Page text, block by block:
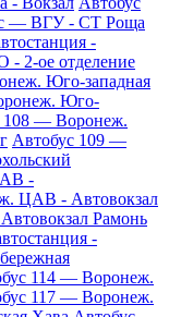
— ВГУ - СТ Роща
-
2-ое отделение
Юго-западная
Юго-
108 — Воронеж.
Автобус 109 —
-
ЦАВ - Автовокзал
Рамонь
-
114 — Воронеж.
117 — Воронеж.